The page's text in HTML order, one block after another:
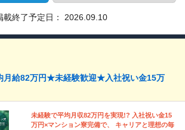
載終了予定日： 2026.09.10
月給82万円★未経験歓迎★入社祝い金15万
未経験で平均月収82万円を実現!? 入社祝い金15
万円×マンション寮完備で、 キャリアと理想の毎